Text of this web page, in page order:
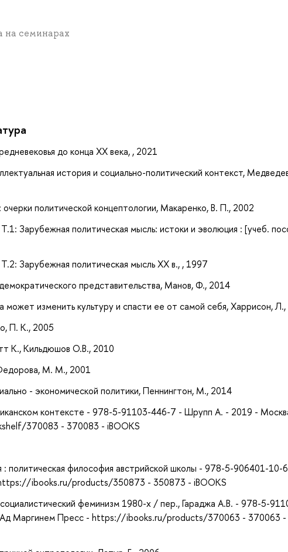
на семинарах
до конца XX века, , 2021
история и социально-политический контекст,
политической концептологии, Макаренко, В. П., 2002
Зарубежная политическая мысль: истоки и эволюция : [учеб.
Зарубежная политическая мысль ХХ в., , 1997
представительства, Манов, Ф., 2014
может изменить культуру и спасти ее от самой себя, Харрисон,
П. К., 2005
К., Кильдюшов О.В., 2010
М. М., 2001
- экономической политики, Пеннингтон, М., 2014
контексте - 978-5-91103-446-7 - Шрупп А. - 2019 -
370083 - 370083 - iBOOKS
политическая философия австрийской школы - 978-5-906401-10-
ibooks.ru/products/350873 - 350873 - iBOOKS
феминизм 1980-х / пер., Гараджа А.В. - 978-5-
Маргинем Пресс - https://ibooks.ru/products/370063 - 370063 -